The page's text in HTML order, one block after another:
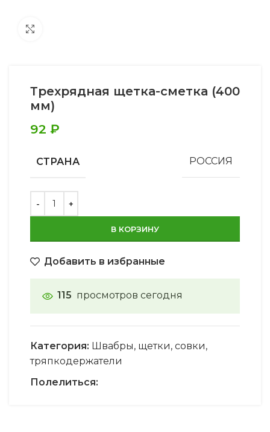
Трехрядная щетка-сметка (400
мм)
92 ₽
СТРАНА РОССИЯ
В КОРЗИНУ
Добавить в избранные
115 просмотров сегодня
Категория: Швабры, щетки, совки,
тряпкодержатели
Полелиться: